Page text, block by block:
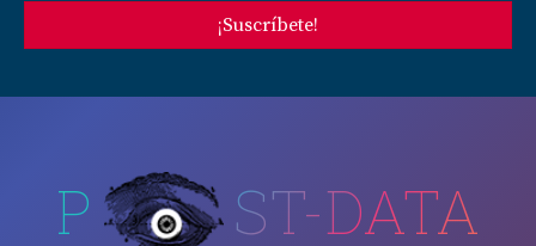
¡Suscríbete!
P ST-DATA